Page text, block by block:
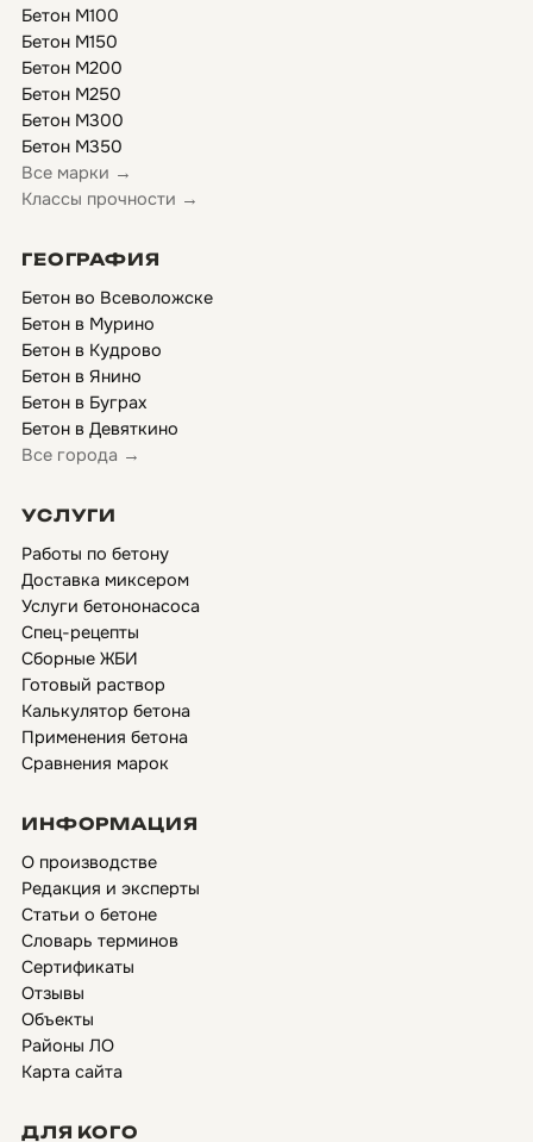
Бетон М100
Бетон М150
Бетон М200
Бетон М250
Бетон М300
Бетон М350
Все марки →
Классы прочности →
ГЕОГРАФИЯ
Бетон во Всеволожске
Бетон в Мурино
Бетон в Кудрово
Бетон в Янино
Бетон в Буграх
Бетон в Девяткино
Все города →
УСЛУГИ
Работы по бетону
Доставка миксером
Услуги бетононасоса
Спец-рецепты
Сборные ЖБИ
Готовый раствор
Калькулятор бетона
Применения бетона
Сравнения марок
ИНФОРМАЦИЯ
О производстве
Редакция и эксперты
Статьи о бетоне
Словарь терминов
Сертификаты
Отзывы
Объекты
Районы ЛО
Карта сайта
ДЛЯ КОГО